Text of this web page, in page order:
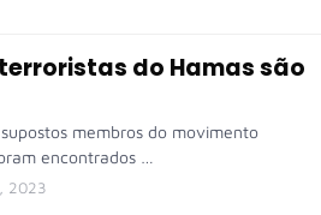
do Hamas são
membros do movimento
encontrados …
2023